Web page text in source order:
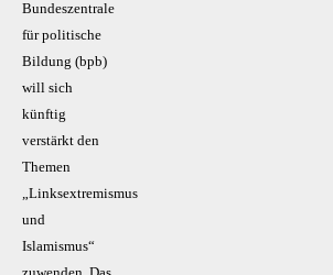
Bundeszentrale
für politische
Bildung (bpb)
will sich
künftig
verstärkt den
Themen
„Linksextremismus
und
Islamismus“